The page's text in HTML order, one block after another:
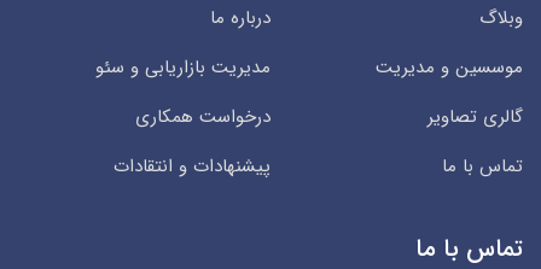
وبلاگ
درباره ما
موسسین و مدیریت
مدیریت بازاریابی و سئو
گالری تصاویر
درخواست همکاری
تماس با ما
پیشنهادات و انتقادات
تماس با ما